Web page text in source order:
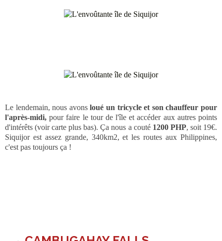
Le lendemain, nous avonsloué un tricycle et son chauffeur pour
l'après-midi, pour faire le tour de l'île et accéder aux autres points
d'intérêts (voir carte plus bas). Ça nous a couté 1200 PHP, soit 19€.
Siquijor est assez grande, 340km2, et les routes aux Philippines,
c'est pas toujours ça !